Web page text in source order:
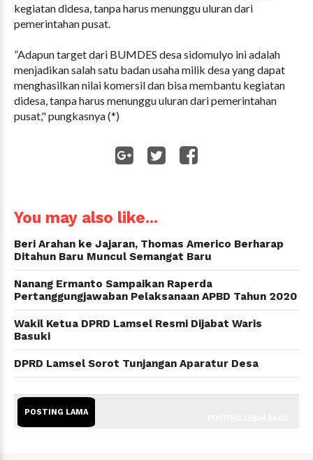
kegiatan didesa, tanpa harus menunggu uluran dari
pemerintahan pusat.
”Adapun target dari BUMDES desa sidomulyo ini adalah
menjadikan salah satu badan usaha milik desa yang dapat
menghasilkan nilai komersil dan bisa membantu kegiatan
didesa, tanpa harus menunggu uluran dari pemerintahan
pusat," pungkasnya (*)
You may also like...
Beri Arahan ke Jajaran, Thomas Americo Berharap
Ditahun Baru Muncul Semangat Baru
Nanang Ermanto Sampaikan Raperda
Pertanggungjawaban Pelaksanaan APBD Tahun 2020
Wakil Ketua DPRD Lamsel Resmi Dijabat Waris
Basuki
DPRD Lamsel Sorot Tunjangan Aparatur Desa
POSTING LAMA